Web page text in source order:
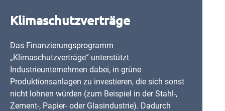
Klimaschutzverträge
Das Finanzierungsprogramm
„Klimaschutzverträge“ unterstützt
Industrieunternehmen dabei, in grüne
Produktionsanlagen zu investieren, die sich sonst
nicht lohnen würden (zum Beispiel in der Stahl-,
Zement-, Papier- oder Glasindustrie). Dadurch